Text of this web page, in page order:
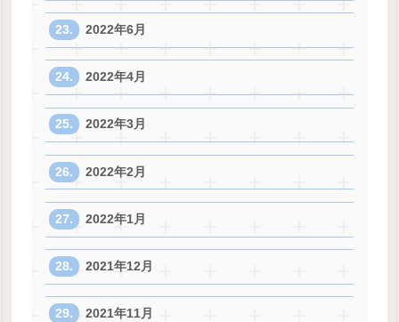
2022年6月
2022年4月
2022年3月
2022年2月
2022年1月
2021年12月
2021年11月